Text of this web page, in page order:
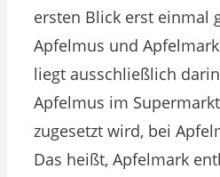
ersten Blick erst einmal
Apfelmus und
liegt ausschließlich
Apfelmus im
zugesetzt wird, bei
Das heißt, Apfelmark